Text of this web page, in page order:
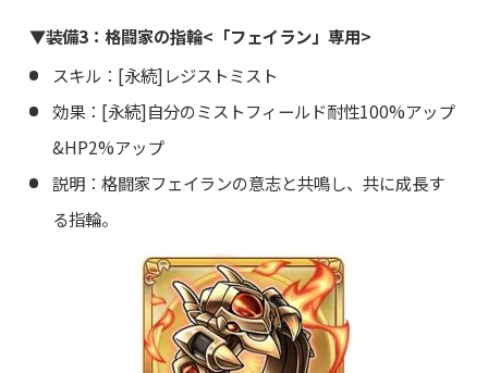
▼装備3：格闘家の指輪<「フェイラン」専用>
スキル：[永続]レジストミスト
効果：[永続]自分のミストフィールド耐性100%アップ
&HP2%アップ
説明：格闘家フェイランの意志と共鳴し、共に成長す
る指輪。